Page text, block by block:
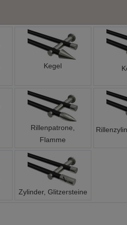
Kegel
Rillenpatrone,
Flamme
Zylinder, Glitzersteine